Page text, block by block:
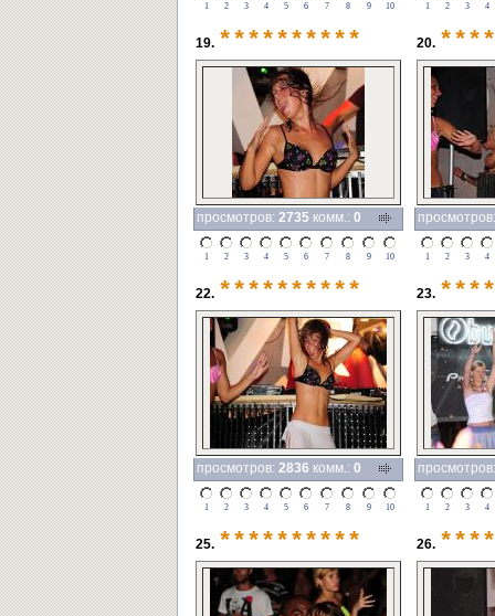
1 2 3 4 5 6 7 8 9 10 1 2 3 4
19. **********
просмотров: 2735 комм.: 0
1 2 3 4 5 6 7 8 9 10
20.
1 2 3 4
22. **********
просмотров: 2836 комм.: 0
1 2 3 4 5 6 7 8 9 10
23.
1 2 3 4
25. ********** 26.